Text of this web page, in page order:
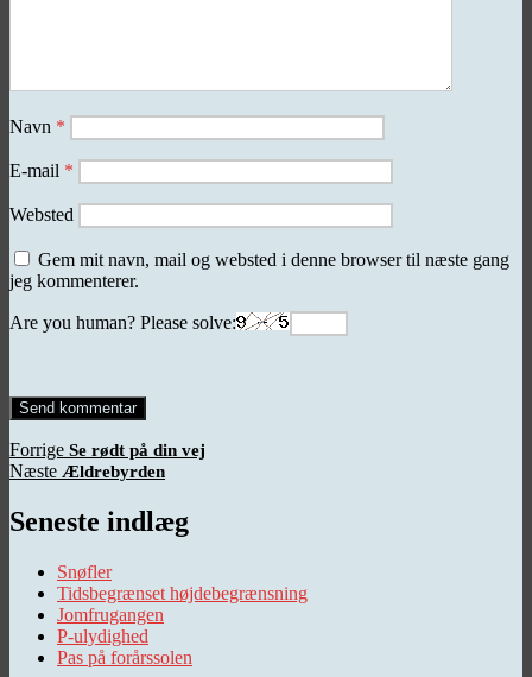
Navn *
E-mail *
Websted
Gem mit navn, mail og websted i denne browser til næste gang
jeg kommenterer.
Are you human? Please solve:
Indlægsnavigation
Forrige Forrige
indlæg:
Se rødt på din vej
Næste Næste
Ældrebyrden
Seneste indlæg
Snøfler
Tidsbegrænset højdebegrænsning
Jomfrugangen
P-ulydighed
Pas på forårssolen